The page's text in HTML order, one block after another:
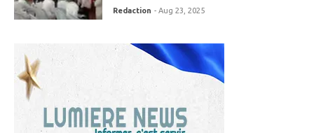
Redaction - Aug 23, 2025